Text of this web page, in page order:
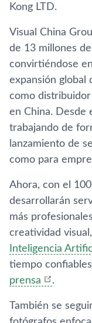
Kong LTD.
Visual China
de 13 millones
convirtiéndose
expansión global
como
en China. Desde
trabajando de
lanzamiento de
como para
Ahora, con el
desarrollarán
más
creatividad
Inteligencia
tiempo
prensa
.
También se